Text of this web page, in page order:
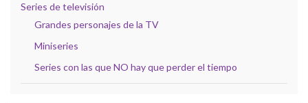
Series de televisión
Grandes personajes de la TV
Miniseries
Series con las que NO hay que perder el tiempo